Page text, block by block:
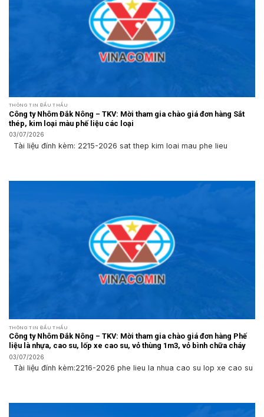
THÔNG TIN ĐẤU THẦU
Công ty Nhôm Đắk Nông – TKV: Mời tham gia chào giá đơn hàng Sắt
thép, kim loại màu phế liệu các loại
03/07/2026
Tài liệu đính kèm: 2215-2026 sat thep kim loai mau phe lieu
THÔNG TIN ĐẤU THẦU
Công ty Nhôm Đắk Nông – TKV: Mời tham gia chào giá đơn hàng Phế
liệu là nhựa, cao su, lốp xe cao su, vỏ thùng 1m3, vỏ bình chữa cháy
03/07/2026
Tài liệu đính kèm:2216-2026 phe lieu la nhua cao su lop xe cao su